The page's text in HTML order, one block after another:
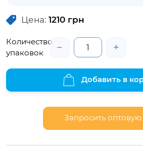
взаимодействии с
доставляет дискомфорта
позволит продуктам не
привлекательность,
свойства.
Цена: 1210 грн
Количество
упаковок
− +
Добавить в
Запросить